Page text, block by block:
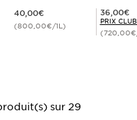
40,00€
(800,00€/1L)
Prix Club Clarins 36,00€
36,00€
PRIX
sur 29